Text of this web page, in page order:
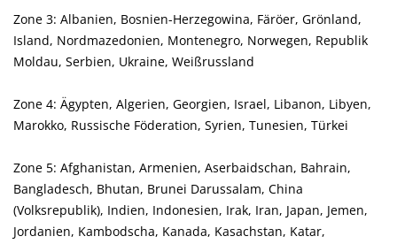
Zone 3: Albanien, Bosnien-Herzegowina, Färöer, Grönland,
Island, Nordmazedonien, Montenegro, Norwegen, Republik
Moldau, Serbien, Ukraine, Weißrussland
Zone 4: Ägypten, Algerien, Georgien, Israel, Libanon, Libyen,
Marokko, Russische Föderation, Syrien, Tunesien, Türkei
Zone 5: Afghanistan, Armenien, Aserbaidschan, Bahrain,
Bangladesch, Bhutan, Brunei Darussalam, China
(Volksrepublik), Indien, Indonesien, Irak, Iran, Japan, Jemen,
Jordanien, Kambodscha, Kanada, Kasachstan, Katar,